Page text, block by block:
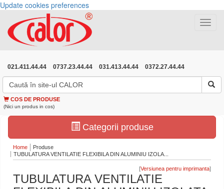
Update cookies preferences
Toggle
021.411.44.44 0737.23.44.44 031.413.44.44 0372.27.44.44
COS DE PRODUSE
(Nici un produs in cos)
Categorii produse
Home
Produse
TUBULATURA VENTILATIE FLEXIBILA DIN ALUMINIU IZOLA...
[ ]
TUBULATURA VENTILATIE